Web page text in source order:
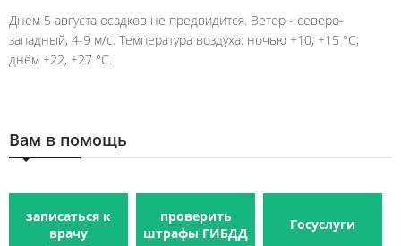
Днем 5 августа осадков не предвидится. Ветер - северо-
западный, 4-9 м/с. Температура воздуха: ночью +10, +15 °C,
днём +22, +27 °C.
Вам в помощь
записаться к
врачу
проверить
штрафы ГИБДД
Госуслуги